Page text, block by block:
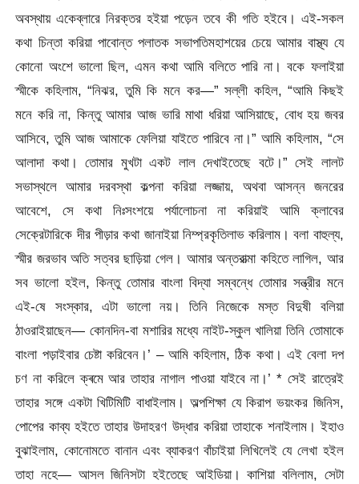
অবস্থায় একেব্লারে নিরক্তর হইয়া পড়েন তবে কী গতি হইবে। এই-সকল
কথা চিন্তা করিয়া পাবোন্ত পলাতক সভাপতিমহাশয়ের চেয়ে আমার বাস্থ্য যে
কোনো অংশে ভালো ছিল, এমন কথা আমি বলিতে পারি না। বকে ফলাইয়া
স্মীকে কহিলাম, “নিঝর, তুমি কি মনে কর—” সল্লী কহিল, “আমি কিছই
মনে করি না, কিন্তু আমার আজ ভারি মাথা ধরিয়া আসিয়াছে, বোধ হয় জবর
আসিবে, তুমি আজ আমাকে ফেলিয়া যাইতে পারিবে না।” আমি কহিলাম, “সে
আলাদা কথা। তোমার মুখটা একট লাল দেখাইতেছে বটে।” সেই লালট
সভাস্থলে আমার দরবস্থা কল্পনা করিয়া লজ্জায়, অথবা আসন্ন জনরের
আবেশে, সে কথা নিঃসংশয়ে পৰ্যালোচনা না করিয়াই আমি ক্লাবের
সেক্রেটারিকে দীর পীড়ার কথা জানাইয়া নিম্প্রকৃতিলাভ করিলাম। বলা বাহুল্য,
স্মীর জরভাব অতি সত্বর ছাড়িয়া গেল। আমার অন্তরাত্মা কহিতে লাগিল, আর
সব ভালো হইল, কিন্তু তোমার বাংলা বিদ্যা সম্বন্ধে তোমার সন্ত্রীর মনে
এই-ষে সংস্কার, এটা ভালো নয়। তিনি নিজেকে মস্ত বিদুষী বলিয়া
ঠাওরাইয়াছেন— কোনদিন-বা মশারির মধ্যে নাইট-স্কুল খালিয়া তিনি তোমাকে
বাংলা পড়াইবার চেষ্টা করিবেন।’ – আমি কহিলাম, ঠিক কথা। এই বেলা দপ
চণ না করিলে ক্ৰমে আর তাহার নাগাল পাওয়া যাইবে না।’ * সেই রাত্রেই
তাহার সঙ্গে একটা খিটিমিটি বাধাইলাম। অল্পশিক্ষা যে কিরাপ ভয়ংকর জিনিস,
পোপের কাব্য হইতে তাহার উদাহরণ উদ্ধার করিয়া তাহাকে শনাইলাম। ইহাও
বুঝাইলাম, কোনোমতে বানান এবং ব্যাকরণ বাঁচাইয়া লিখিলেই যে লেখা হইল
তাহা নহে— আসল জিনিসটা হইতেছে আইডিয়া। কাশিয়া বলিলাম, সেটা